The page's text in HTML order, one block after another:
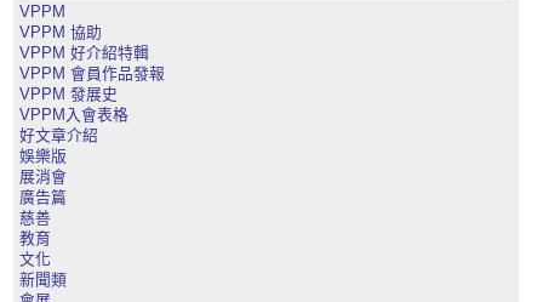
VPPM
VPPM 協助
VPPM 好介紹特輯
VPPM 會員作品發報
VPPM 發展史
VPPM入會表格
好文章介紹
娛樂版
展消會
廣告篇
慈善
教育
文化
新聞類